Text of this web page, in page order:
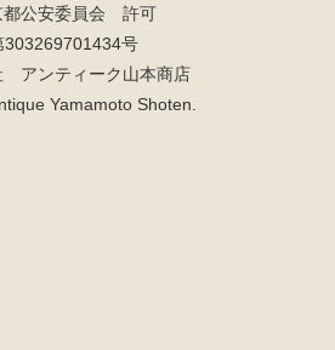
都公安委員会 許可
303269701434号
アンティーク山本商店
Yamamoto Shoten.